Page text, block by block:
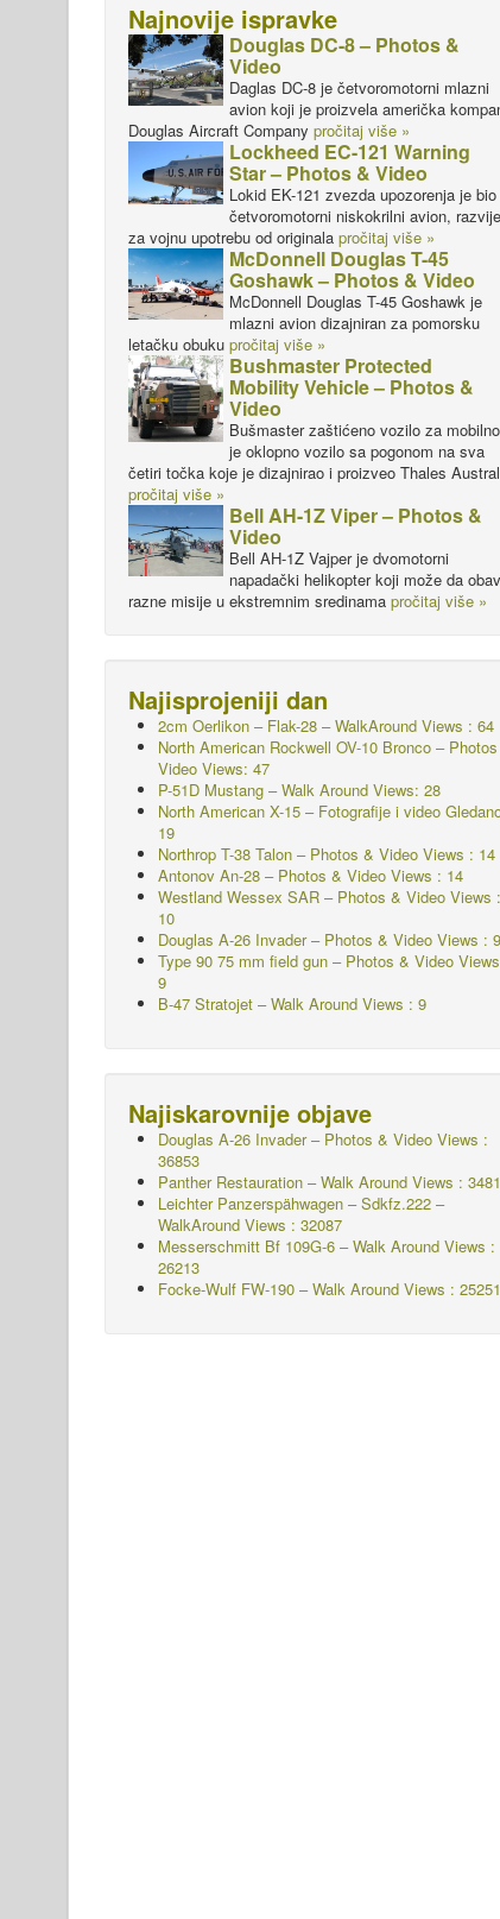
Najnovije ispravke
Douglas DC-8 – Photos &
Video
Daglas DC-8 je četvoromotorni mlazni
avion koji je proizvela američka
Douglas Aircraft Company pročitaj više »
Lockheed EC-121 Warning
Star – Photos & Video
Lokid EK-121 zvezda upozorenja je bio
četvoromotorni niskokrilni avion,
za vojnu upotrebu od originala pročitaj više »
McDonnell Douglas T-45
Goshawk – Photos & Video
McDonnell Douglas T-45 Goshawk je
mlazni avion dizajniran za pomorsku
letačku obuku pročitaj više »
Bushmaster Protected
Mobility Vehicle – Photos &
Video
Bušmaster zaštićeno vozilo za
je oklopno vozilo sa pogonom na sva
četiri točka koje je dizajnirao i proizveo Thales
pročitaj više »
Bell AH-1Z Viper – Photos &
Video
Bell AH-1Z Vajper je dvomotorni
napadački helikopter koji može da
razne misije u ekstremnim sredinama pročitaj više »
Najisprojeniji dan
2cm Oerlikon – Flak-28 – WalkAround Views : 64
North American Rockwell OV-10 Bronco –
Video Views: 47
P-51D Mustang – Walk Around Views: 28
North American X-15 – Fotografije i video
19
Northrop T-38 Talon – Photos & Video Views : 14
Antonov An-28 – Photos & Video Views : 14
Westland Wessex SAR – Photos & Video Views :
10
Douglas A-26 Invader – Photos & Video Views : 9
Type 90 75 mm field gun – Photos & Video
9
B-47 Stratojet – Walk Around Views : 9
Najiskarovnije objave
Douglas A-26 Invader – Photos & Video Views :
36853
Panther Restauration – Walk Around Views :
Leichter Panzerspähwagen – Sdkfz.222 –
WalkAround Views : 32087
Messerschmitt Bf 109G-6 – Walk Around Views :
26213
Focke-Wulf FW-190 – Walk Around Views : 25251